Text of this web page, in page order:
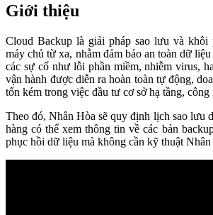
Giới thiệu
Cloud Backup là giải pháp sao lưu và khôi
máy chủ từ xa, nhằm đảm bảo an toàn dữ
các sự cố như lỗi phần miềm, nhiễm virus,
vận hành được diễn ra hoàn toàn tự động,
tốn kém trong việc đầu tư cơ sở hạ tầng, công
Theo đó, Nhân Hòa sẽ quy định lịch sao lưu
hàng có thể xem thông tin về các bản
phục hồi dữ liệu mà không cần kỹ thuật Nhân